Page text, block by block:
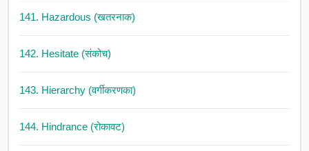
141. Hazardous (खतरनाक)
142. Hesitate (संकोच)
143. Hierarchy (वर्गीकरणका)
144. Hindrance (रोकावट)